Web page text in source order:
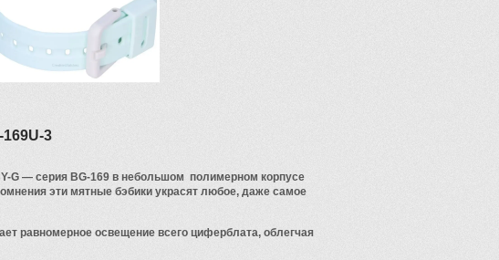
3
G — серия BG-169 в небольшом полимерном корпусе
эти мятные бэбики украсят любое, даже самое
равномерное освещение всего циферблата, облегчая